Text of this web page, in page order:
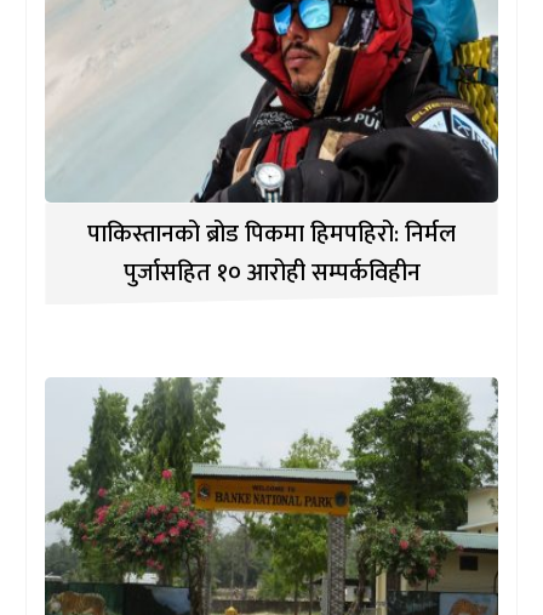
पाकिस्तानको ब्रोड पिकमा हिमपहिरो: निर्मल
पुर्जासहित १० आरोही सम्पर्कविहीन